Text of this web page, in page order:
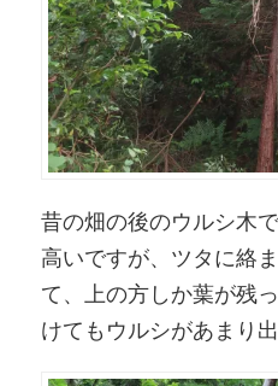
昔の畑の後のウルシ木
高いですが、ツタに絡
て、上の方しか葉が残
けてもウルシがあまり出